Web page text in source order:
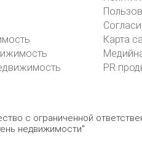
Карта
PR
с ограниченной
недвижимости"